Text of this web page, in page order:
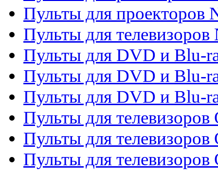
Пульты для проекторов
Пульты для телевизоров
Пульты для DVD и Blu-
Пульты для DVD и Blu-
Пульты для DVD и Blu-
Пульты для телевизоров
Пульты для телевизоров
Пульты для телевизоров